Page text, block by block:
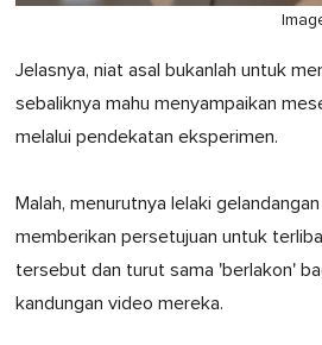
Jelasnya, niat asal bukanlah untuk
sebaliknya mahu menyampaikan
melalui pendekatan eksperimen.
Malah, menurutnya lelaki
memberikan persetujuan untuk
tersebut dan turut sama 'berlakon'
kandungan video mereka.